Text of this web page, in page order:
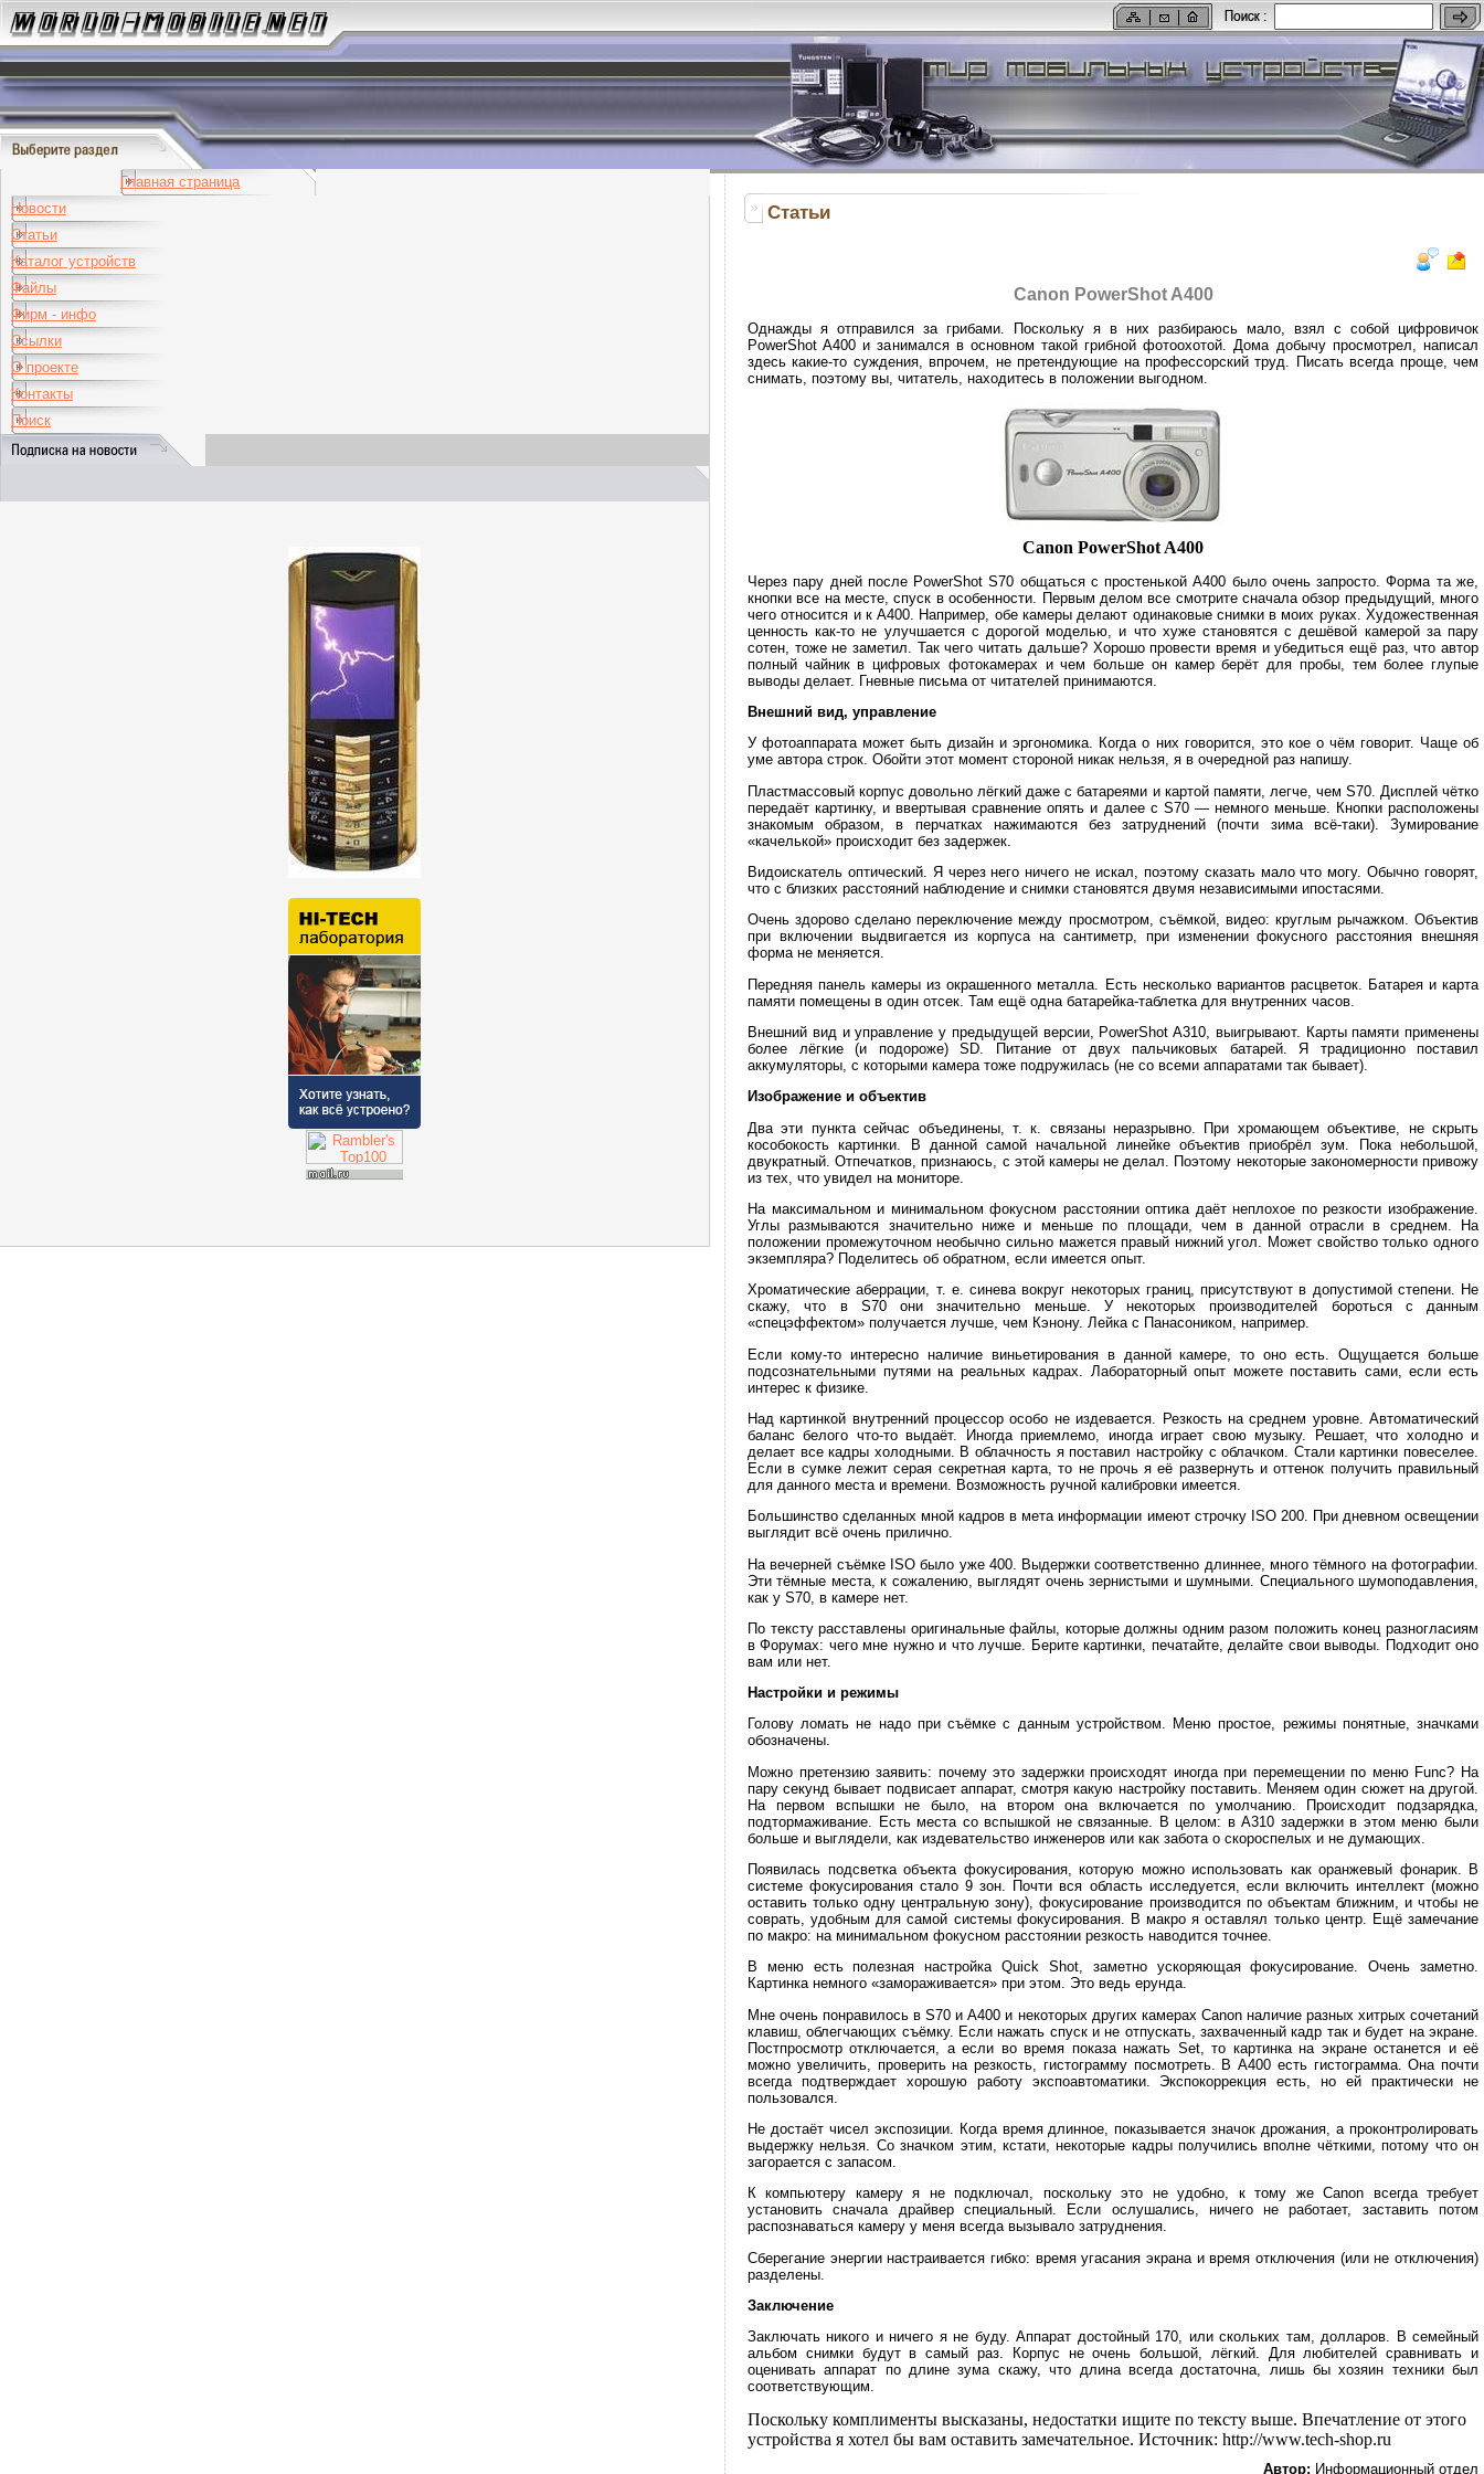
Главная страница
Новости
Статьи
Каталог устройств
Файлы
Фирм - инфо
Ссылки
О проекте
Контакты
Поиск
Статьи
Canon PowerShot A400
Однажды я отправился за грибами. Поскольку я в них разбираюсь мало, взял с собой цифровичок
PowerShot A400 и занимался в основном такой грибной фотоохотой. Дома добычу просмотрел, написал
здесь какие-то суждения, впрочем, не претендующие на профессорский труд. Писать всегда проще, чем
снимать, поэтому вы, читатель, находитесь в положении выгодном.
Canon PowerShot A400
Через пару дней после PowerShot S70 общаться с простенькой A400 было очень запросто. Форма та же,
кнопки все на месте, спуск в особенности. Первым делом все смотрите сначала обзор предыдущий, много
чего относится и к А400. Например, обе камеры делают одинаковые снимки в моих руках. Художественная
ценность как-то не улучшается с дорогой моделью, и что хуже становятся с дешёвой камерой за пару
сотен, тоже не заметил. Так чего читать дальше? Хорошо провести время и убедиться ещё раз, что автор
полный чайник в цифровых фотокамерах и чем больше он камер берёт для пробы, тем более глупые
выводы делает. Гневные письма  от читателей принимаются.
Внешний вид, управление
У фотоаппарата может быть дизайн и эргономика. Когда о них говорится, это кое о чём говорит. Чаще об
уме автора строк. Обойти этот момент стороной никак нельзя, я в очередной раз напишу.
Пластмассовый корпус довольно лёгкий даже с батареями и картой памяти, легче, чем S70. Дисплей чётко
передаёт картинку, и ввертывая сравнение опять и далее с S70 — немного меньше. Кнопки расположены
знакомым образом, в перчатках нажимаются без затруднений (почти зима всё-таки). Зумирование
«качелькой» происходит без задержек.
Видоискатель оптический. Я через него ничего не искал, поэтому сказать мало что могу. Обычно говорят,
что с близких расстояний наблюдение и снимки становятся двумя независимыми ипостасями.
Очень здорово сделано переключение между просмотром, съёмкой, видео: круглым рычажком. Объектив
при включении выдвигается из корпуса на сантиметр, при изменении фокусного расстояния внешняя
форма не меняется.
Передняя панель камеры из окрашенного металла. Есть несколько вариантов расцветок. Батарея и карта
памяти помещены в один отсек. Там ещё одна батарейка-таблетка для внутренних часов.
Внешний вид и управление у предыдущей версии, PowerShot A310, выигрывают. Карты памяти применены
более лёгкие (и подороже) SD. Питание от двух пальчиковых батарей. Я традиционно поставил
аккумуляторы, с которыми камера тоже подружилась (не со всеми аппаратами так бывает).
Изображение и объектив
Два эти пункта сейчас объединены, т. к. связаны неразрывно. При хромающем объективе, не скрыть
кособокость картинки. В данной самой начальной линейке объектив приобрёл зум. Пока небольшой,
двукратный. Отпечатков, признаюсь, с этой камеры не делал. Поэтому некоторые закономерности привожу
из тех, что увидел на мониторе.
На максимальном и минимальном фокусном расстоянии оптика даёт неплохое по резкости изображение.
Углы размываются значительно ниже и меньше по площади, чем в данной отрасли в среднем. На
положении промежуточном необычно сильно мажется правый нижний угол. Может свойство только одного
экземпляра? Поделитесь об обратном, если имеется опыт.
Хроматические аберрации, т. е. синева вокруг некоторых границ, присутствуют в допустимой степени. Не
скажу, что в S70 они значительно меньше. У некоторых производителей бороться с данным
«спецэффектом» получается лучше, чем Кэнону. Лейка с Панасоником, например.
Если кому-то интересно наличие виньетирования в данной камере, то оно есть. Ощущается больше
подсознательными путями на реальных кадрах. Лабораторный опыт можете поставить сами, если есть
интерес к физике.
Над картинкой внутренний процессор особо не издевается. Резкость на среднем уровне. Автоматический
баланс белого что-то выдаёт. Иногда приемлемо, иногда играет свою музыку. Решает, что холодно и
делает все кадры холодными. В облачность я поставил настройку с облачком. Стали картинки повеселее.
Если в сумке лежит серая секретная карта, то не прочь я её развернуть и оттенок получить правильный
для данного места и времени. Возможность ручной калибровки имеется.
Большинство сделанных мной кадров в мета информации имеют строчку ISO 200. При дневном освещении
выглядит всё очень прилично.
На вечерней съёмке ISO было уже 400. Выдержки соответственно длиннее, много тёмного на фотографии.
Эти тёмные места, к сожалению, выглядят очень зернистыми и шумными. Специального шумоподавления,
как у S70, в камере нет.
По тексту расставлены оригинальные файлы, которые должны одним разом положить конец разногласиям
в Форумах: чего мне нужно и что лучше. Берите картинки, печатайте, делайте свои выводы. Подходит оно
вам или нет.
Настройки и режимы
Голову ломать не надо при съёмке с данным устройством. Меню простое, режимы понятные, значками
обозначены.
Можно претензию заявить: почему это задержки происходят иногда при перемещении по меню Func? На
пару секунд бывает подвисает аппарат, смотря какую настройку поставить. Меняем один сюжет на другой.
На первом вспышки не было, на втором она включается по умолчанию. Происходит подзарядка,
подтормаживание. Есть места со вспышкой не связанные. В целом: в А310 задержки в этом меню были
больше и выглядели, как издевательство инженеров или как забота о скороспелых и не думающих.
Появилась подсветка объекта фокусирования, которую можно использовать как оранжевый фонарик. В
системе фокусирования стало 9 зон. Почти вся область исследуется, если включить интеллект (можно
оставить только одну центральную зону), фокусирование производится по объектам ближним, и чтобы не
соврать, удобным для самой системы фокусирования. В макро я оставлял только центр. Ещё замечание
по макро: на минимальном фокусном расстоянии резкость наводится точнее.
В меню есть полезная настройка Quick Shot, заметно ускоряющая фокусирование. Очень заметно.
Картинка немного «замораживается» при этом. Это ведь ерунда.
Мне очень понравилось в S70 и A400 и некоторых других камерах Canon наличие разных хитрых сочетаний
клавиш, облегчающих съёмку. Если нажать спуск и не отпускать, захваченный кадр так и будет на экране.
Постпросмотр отключается, а если во время показа нажать Set, то картинка на экране останется и её
можно увеличить, проверить на резкость, гистограмму посмотреть. В A400 есть гистограмма. Она почти
всегда подтверждает хорошую работу экспоавтоматики. Экспокоррекция есть, но ей практически не
пользовался.
Не достаёт чисел экспозиции. Когда время длинное, показывается значок дрожания, а проконтролировать
выдержку нельзя. Со значком этим, кстати, некоторые кадры получились вполне чёткими, потому что он
загорается с запасом.
К компьютеру камеру я не подключал, поскольку это не удобно, к тому же Canon всегда требует
установить сначала драйвер специальный. Если ослушались, ничего не работает, заставить потом
распознаваться камеру у меня всегда вызывало затруднения.
Сберегание энергии настраивается гибко: время угасания экрана и время отключения (или не отключения)
разделены.
Заключение
Заключать никого и ничего я не буду. Аппарат достойный 170, или скольких там, долларов. В семейный
альбом снимки будут в самый раз. Корпус не очень большой, лёгкий. Для любителей сравнивать и
оценивать аппарат по длине зума скажу, что длина всегда достаточна, лишь бы хозяин техники был
соответствующим.
Поскольку комплименты высказаны, недостатки ищите по тексту выше. Впечатление от этого
устройства я хотел бы вам оставить замечательное. 
Источник: http://www.tech-shop.ru
Автор: Информационный отдел